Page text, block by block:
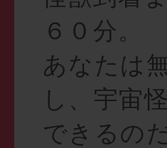
６０分。
あなたは
し、宇宙
できるの